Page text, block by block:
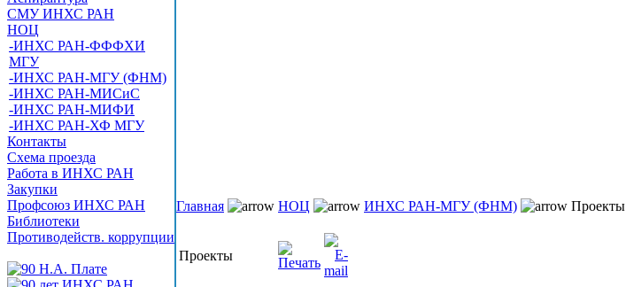
СМУ ИНХС РАН
НОЦ
-ИНХС РАН-ФФФХИ
МГУ
-ИНХС РАН-МГУ (ФНМ)
-ИНХС РАН-МИСиС
-ИНХС РАН-МИФИ
-ИНХС РАН-ХФ МГУ
Контакты
Схема проезда
Работа в ИНХС РАН
Закупки
Профсоюз ИНХС РАН
Библиотеки
Противодейств. коррупции
Главная НОЦ ИНХС РАН-МГУ (ФНМ) Проекты
Проекты